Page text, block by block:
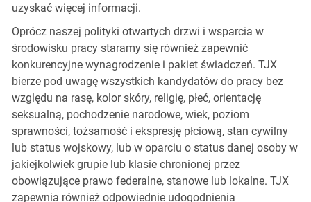
uzyskać więcej informacji.
Oprócz naszej polityki otwartych drzwi i wsparcia w
środowisku pracy staramy się również zapewnić
konkurencyjne wynagrodzenie i pakiet świadczeń. TJX
bierze pod uwagę wszystkich kandydatów do pracy bez
względu na rasę, kolor skóry, religię, płeć, orientację
seksualną, pochodzenie narodowe, wiek, poziom
sprawności, tożsamość i ekspresję płciową, stan cywilny
lub status wojskowy, lub w oparciu o status danej osoby w
jakiejkolwiek grupie lub klasie chronionej przez
obowiązujące prawo federalne, stanowe lub lokalne. TJX
zapewnia również odpowiednie udogodnienia